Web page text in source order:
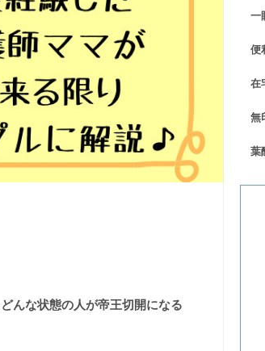
どんな状態の人が帝王切開になる
一
便
在
無
葉